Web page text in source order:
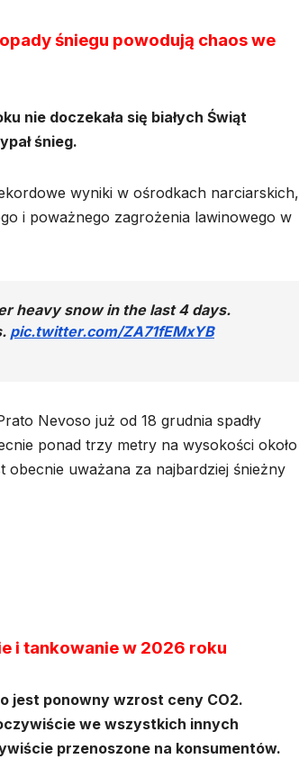
śniegu powodują chaos we
nie doczekała się białych Świąt
śnieg.
wyniki w ośrodkach narciarskich,
i poważnego zagrożenia lawinowego w
heavy snow in the last 4 days.
pic.twitter.com/ZA71fEMxYB
Nevoso już od 18 grudnia spadły
ponad trzy metry na wysokości około
obecnie uważana za najbardziej śnieżny
i tankowanie w 2026 roku
jest ponowny wzrost ceny CO2.
we wszystkich innych
przenoszone na konsumentów.